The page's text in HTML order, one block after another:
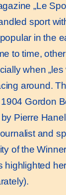
„Le
sport
in the
to time,
when
around.
Gordon
Pierre
and
of the
highlighted